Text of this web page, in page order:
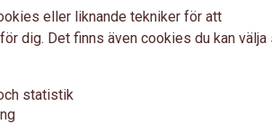
via internetbanken
eller liknande tekniker för att
dig. Det finns även cookies du kan välja
statistik